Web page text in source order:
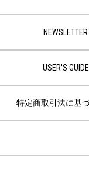
NEWSLETTER
USER'S GUIDE
特定商取引法に基